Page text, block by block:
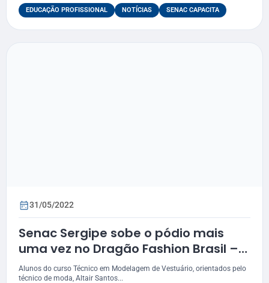
EDUCAÇÃO PROFISSIONAL NOTÍCIAS SENAC CAPACITA
31/05/2022
Senac Sergipe sobe o pódio mais
uma vez no Dragão Fashion Brasil –
Festival de Moda
Alunos do curso Técnico em Modelagem de Vestuário, orientados pelo
técnico de moda, Altair Santos...